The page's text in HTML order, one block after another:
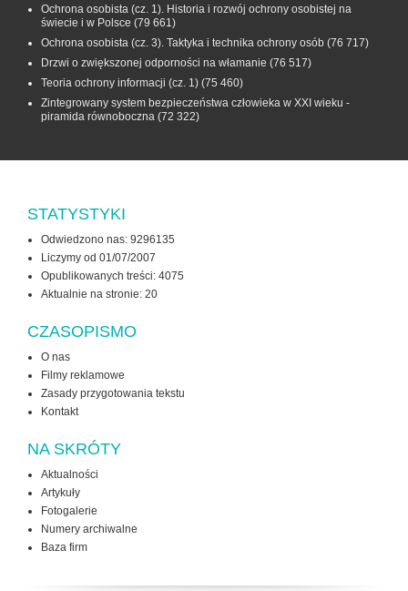
Ochrona osobista (cz. 1). Historia i rozwój ochrony osobistej na
świecie i w Polsce (79 661)
Ochrona osobista (cz. 3). Taktyka i technika ochrony osób (76 717)
Drzwi o zwiększonej odporności na włamanie (76 517)
Teoria ochrony informacji (cz. 1) (75 460)
Zintegrowany system bezpieczeństwa człowieka w XXI wieku -
piramida równoboczna (72 322)
STATYSTYKI
Odwiedzono nas: 9296135
Liczymy od 01/07/2007
Opublikowanych treści: 4075
Aktualnie na stronie: 20
CZASOPISMO
O nas
Filmy reklamowe
Zasady przygotowania tekstu
Kontakt
NA SKRÓTY
Aktualności
Artykuły
Fotogalerie
Numery archiwalne
Baza firm